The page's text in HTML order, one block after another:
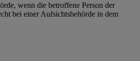
wenn die betroffene Person der
bei einer Aufsichtsbehörde in dem